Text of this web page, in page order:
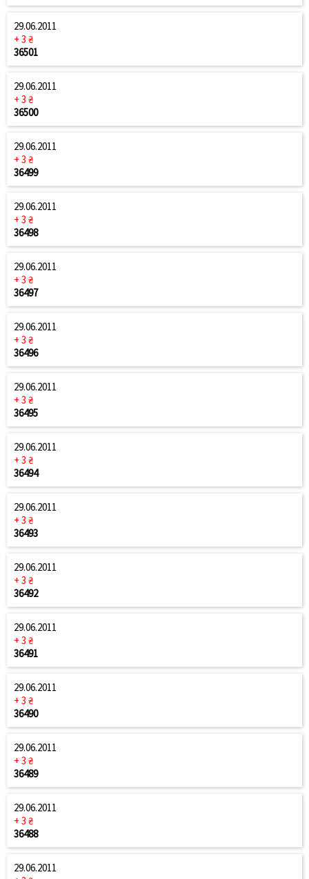
29.06.2011
+ 3 ₴
36501
29.06.2011
+ 3 ₴
36500
29.06.2011
+ 3 ₴
36499
29.06.2011
+ 3 ₴
36498
29.06.2011
+ 3 ₴
36497
29.06.2011
+ 3 ₴
36496
29.06.2011
+ 3 ₴
36495
29.06.2011
+ 3 ₴
36494
29.06.2011
+ 3 ₴
36493
29.06.2011
+ 3 ₴
36492
29.06.2011
+ 3 ₴
36491
29.06.2011
+ 3 ₴
36490
29.06.2011
+ 3 ₴
36489
29.06.2011
+ 3 ₴
36488
29.06.2011